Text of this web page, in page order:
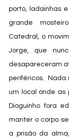
porto, ladainhas
grande
Catedral, o
Jorge, que
desapareceram
periféricos.  Nada
um local onde as
Dioguinho fora
manter o corpo
a prisão da